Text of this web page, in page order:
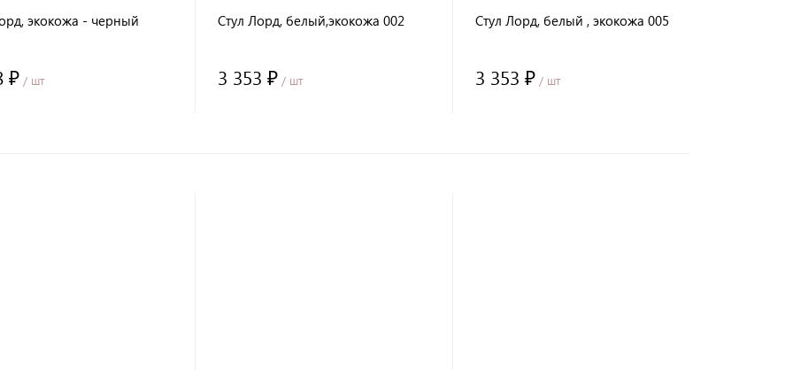
экокожа - черный
₽ / шт
Стул Лорд, белый,экокожа 002
3 353 ₽/ шт
Стул Лорд, белый , экокожа 005
3 353 ₽ / шт